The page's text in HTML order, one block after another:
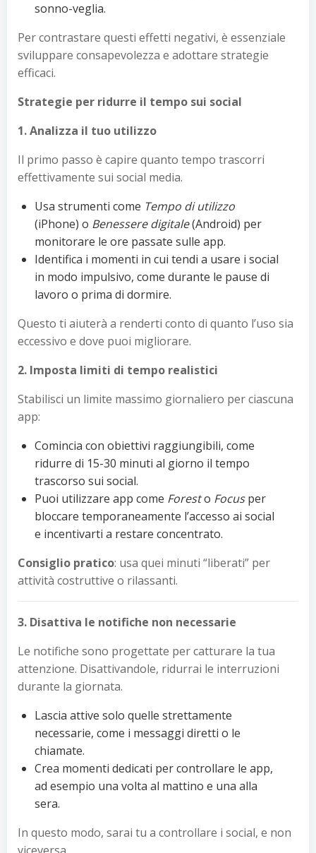
sonno-veglia.
Per contrastare questi effetti negativi, è essenziale
sviluppare consapevolezza e adottare strategie
efficaci.
Strategie per ridurre il tempo sui social
1. Analizza il tuo utilizzo
Il primo passo è capire quanto tempo trascorri
effettivamente sui social media.
Usa strumenti come Tempo di utilizzo
(iPhone) o Benessere digitale(Android) per
monitorare le ore passate sulle app.
Identifica i momenti in cui tendi a usare i social
in modo impulsivo, come durante le pause di
lavoro o prima di dormire.
Questo ti aiuterà a renderti conto di quanto l’uso sia
eccessivo e dove puoi migliorare.
2. Imposta limiti di tempo realistici
Stabilisci un limite massimo giornaliero per ciascuna
app:
Comincia con obiettivi raggiungibili, come
ridurre di 15-30 minuti al giorno il tempo
trascorso sui social.
Puoi utilizzare app come Foresto Focusper
bloccare temporaneamente l’accesso ai social
e incentivarti a restare concentrato.
Consiglio pratico: usa quei minuti “liberati” per
attività costruttive o rilassanti.
3. Disattiva le notifiche non necessarie
Le notifiche sono progettate per catturare la tua
attenzione. Disattivandole, ridurrai le interruzioni
durante la giornata.
Lascia attive solo quelle strettamente
necessarie, come i messaggi diretti o le
chiamate.
Crea momenti dedicati per controllare le app,
ad esempio una volta al mattino e una alla
sera.
In questo modo, sarai tu a controllare i social, e non